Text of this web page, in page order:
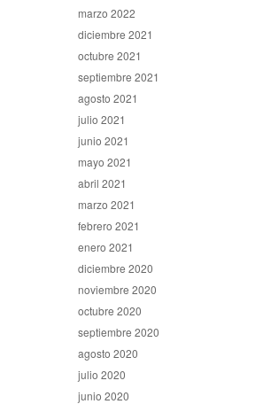
marzo 2022
diciembre 2021
octubre 2021
septiembre 2021
agosto 2021
julio 2021
junio 2021
mayo 2021
abril 2021
marzo 2021
febrero 2021
enero 2021
diciembre 2020
noviembre 2020
octubre 2020
septiembre 2020
agosto 2020
julio 2020
junio 2020